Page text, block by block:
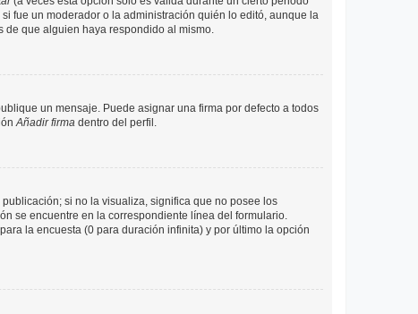
fue un moderador o la administración quién lo editó, aunque la
de que alguien haya respondido al mismo.
un mensaje. Puede asignar una firma por defecto a todos
Añadir firma dentro del perfil.
si no la visualiza, significa que no posee los
se encuentre en la correspondiente línea del formulario.
la encuesta (0 para duración infinita) y por último la opción